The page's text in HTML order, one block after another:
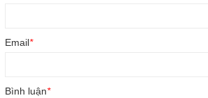
Email*
Bình luận*